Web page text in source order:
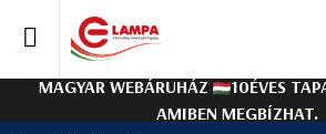
tartalomhoz
MAGYAR WEBÁRUHÁZ
10ÉVES
AMIBEN MEGBÍZHAT.